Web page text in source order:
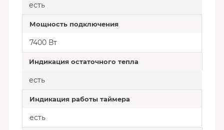
есть
Мощность подключения
7400 Вт
Индикация остаточного тепла
есть
Индикация работы таймера
есть